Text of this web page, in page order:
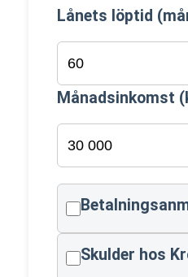
Lånets löptid
Månadsinkomst
Skulder hos